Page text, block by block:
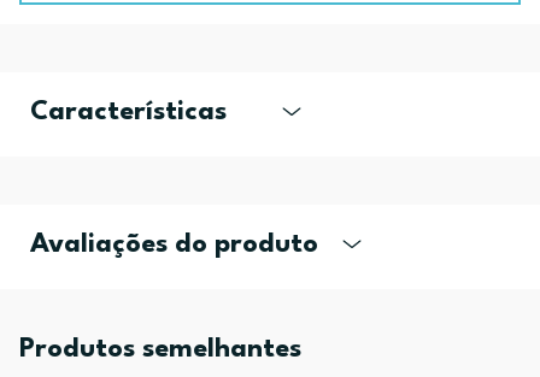
Características
Avaliações do produto
Produtos semelhantes